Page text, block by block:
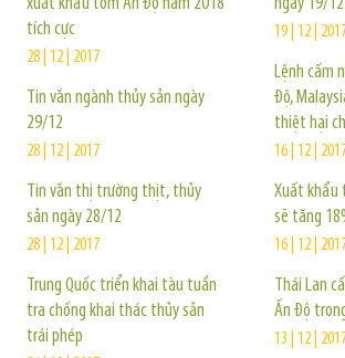
tích cực
28 | 12 | 2017
Tin vắn ngành thủy sản ngày
29/12
28 | 12 | 2017
Tin vắn thị trường thịt, thủy
sản ngày 28/12
28 | 12 | 2017
Trung Quốc triển khai tàu tuần
tra chống khai thác thủy sản
trái phép
19 | 12 |
Lệnh cấm
Độ,
thiệt hại
16 | 12 |
Xuất khẩu
sẽ tăng
16 | 12 |
Thái Lan
Ấn Độ
13 | 12 |